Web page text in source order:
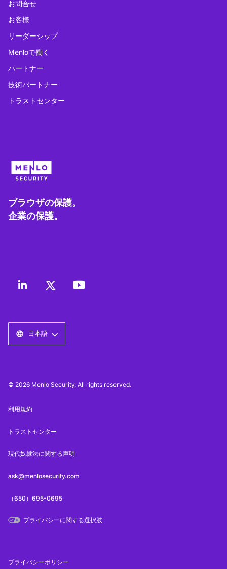
お問合せ
お客様
リーダーシップ
Menloで働く
パートナー
技術パートナー
トラストセンター
ブラウザの保護。
企業の保護。
日本語
© 2026 Menlo Security. All rights reserved.
利用規約
トラストセンター
現代奴隷法に関する声明
ask@menlosecurity.com
（650）695-0695
プライバシーに関する選択肢
プライバシーポリシー